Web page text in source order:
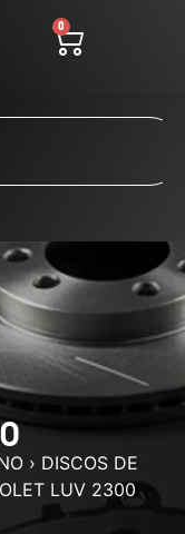
0
› DISCOS DE
LUV 2300